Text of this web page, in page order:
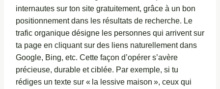
internautes sur ton site gratuitement, grâce à un bon
positionnement dans les résultats de recherche. Le
trafic organique désigne les personnes qui arrivent sur
ta page en cliquant sur des liens naturellement dans
Google, Bing, etc. Cette façon d’opérer s’avère
précieuse, durable et ciblée. Par exemple, si tu
rédiges un texte sur « la lessive maison », ceux qui